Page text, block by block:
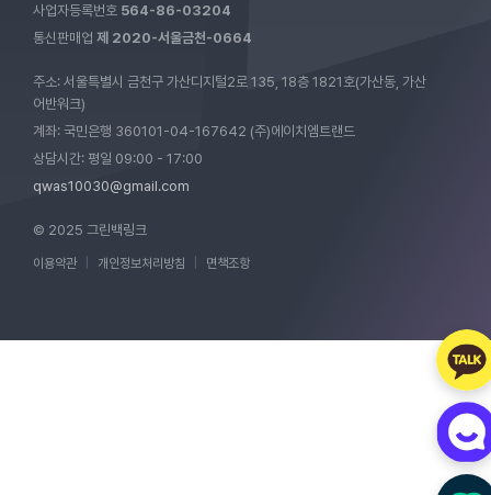
사업자등록번호 564-86-03204
통신판매업 제 2020-서울금천-0664
주소: 서울특별시 금천구 가산디지털2로 135, 18층 1821호(가산동, 가산
어반워크)
계좌: 국민은행 360101-04-167642 (주)에이치엠트랜드
상담시간: 평일 09:00 - 17:00
qwas10030@gmail.com
© 2025 그린백링크
이용약관 개인정보처리방침 면책조항